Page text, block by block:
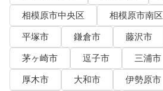
相模原市中央区
相模原市南区
平塚市
鎌倉市 藤沢市
茅ヶ崎市
逗子市 三浦市
厚木市
大和市 伊勢原市